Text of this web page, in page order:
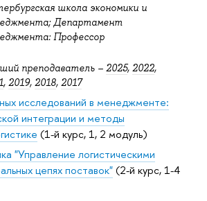
школа экономики и
Департамент
Профессор
преподаватель – 2025, 2022,
, 2019, 2018, 2017
исследований в менеджменте:
интеграции и методы
(1-й курс, 1, 2 модуль)
"Управление логистическими
цепях поставок"(2-й курс, 1-4